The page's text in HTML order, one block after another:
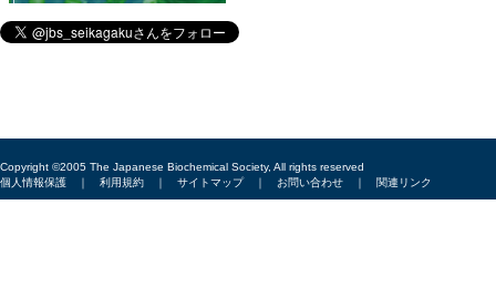
Copyright ©2005 The Japanese Biochemical Society, All rights reserved
個人情報保護 ｜ 利用規約 ｜ サイトマップ｜ お問い合わせ ｜ 関連リンク